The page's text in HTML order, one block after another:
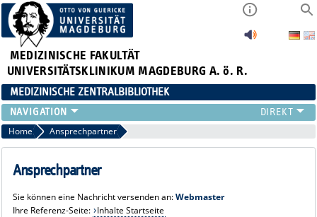
MEDIZINISCHE FAKULTÄT
UNIVERSITÄTSKLINIKUM MAGDEBURG A. ö. R.
MEDIZINISCHE ZENTRALBIBLIOTHEK
LITERATURSUCHE
SERVICE
INFORMATIONSKOMPETENZ
PUBLIZIEREN
Home Ansprechpartner
Ansprechpartner
Sie können eine Nachricht versenden an:Webmaster
Ihre Referenz-Seite: Inhalte Startseite